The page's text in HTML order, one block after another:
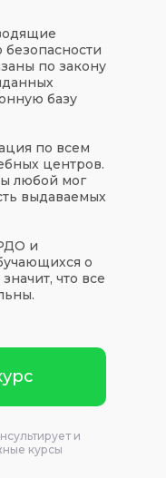
по закону
базу
по всем
центров.
любой мог
выдаваемых
и
о
что все
и
курсы